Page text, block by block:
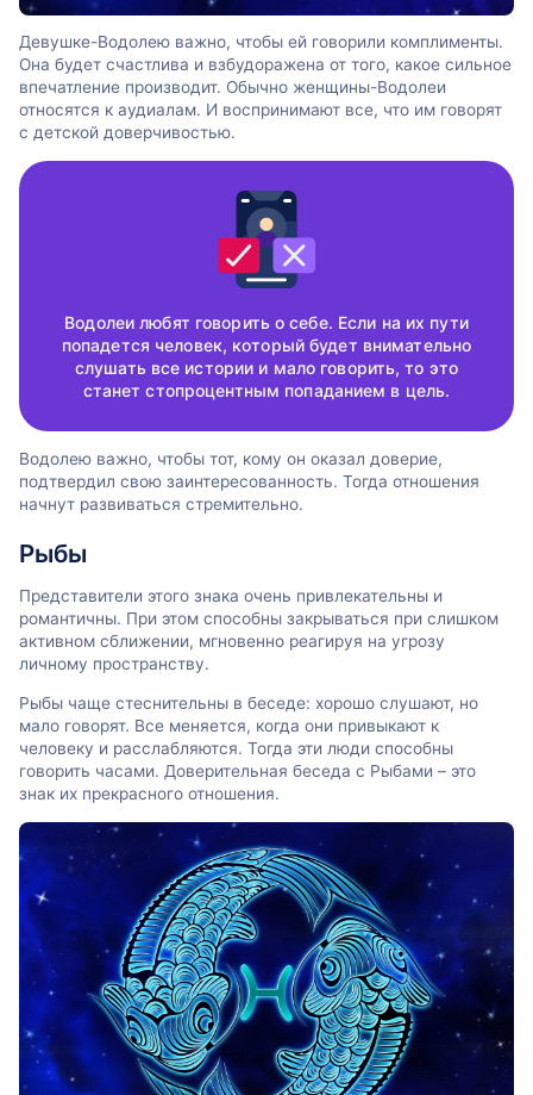
Девушке-Водолею важно, чтобы ей говорили комплименты.
Она будет счастлива и взбудоражена от того, какое сильное
впечатление производит. Обычно женщины-Водолеи
относятся к аудиалам. И воспринимают все, что им говорят
с детской доверчивостью.
Водолеи любят говорить о себе. Если на их пути
попадется человек, который будет внимательно
слушать все истории и мало говорить, то это
станет стопроцентным попаданием в цель.
Водолею важно, чтобы тот, кому он оказал доверие,
подтвердил свою заинтересованность. Тогда отношения
начнут развиваться стремительно.
Рыбы
Представители этого знака очень привлекательны и
романтичны. При этом способны закрываться при слишком
активном сближении, мгновенно реагируя на угрозу
личному пространству.
Рыбы чаще стеснительны в беседе: хорошо слушают, но
мало говорят. Все меняется, когда они привыкают к
человеку и расслабляются. Тогда эти люди способны
говорить часами. Доверительная беседа с Рыбами – это
знак их прекрасного отношения.